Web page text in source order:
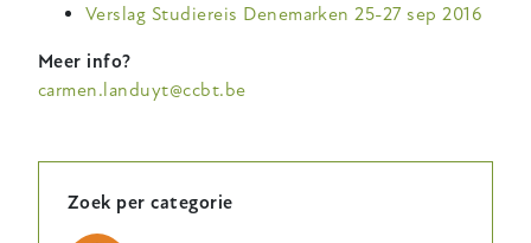
Verslag Studiereis Denemarken 25-27 sep 2016
Meer info?
carmen.landuyt@ccbt.be
Zoek per categorie